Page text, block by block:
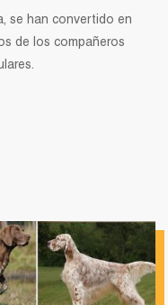
se han convertido en
de los compañeros